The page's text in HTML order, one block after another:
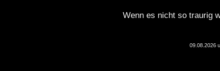
Wenn es nicht so traurig
09.08.2026